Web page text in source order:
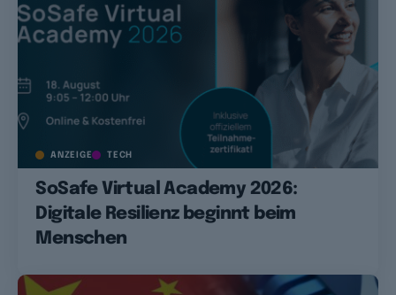
ANZEIGE TECH
SoSafe Virtual Academy 2026:
Digitale Resilienz beginnt beim
Menschen